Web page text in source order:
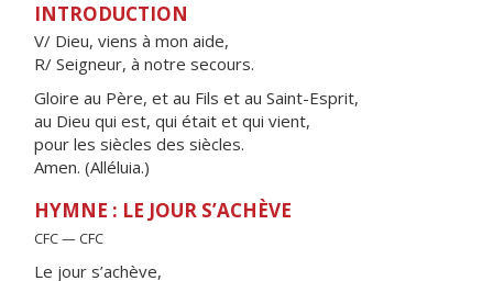
INTRODUCTION
V/ Dieu, viens à mon aide,
R/ Seigneur, à notre secours.
Gloire au Père, et au Fils et au Saint-Esprit,
au Dieu qui est, qui était et qui vient,
pour les siècles des siècles.
Amen. (Alléluia.)
HYMNE : LE JOUR S’ACHÈVE
CFC — CFC
Le jour s’achève,